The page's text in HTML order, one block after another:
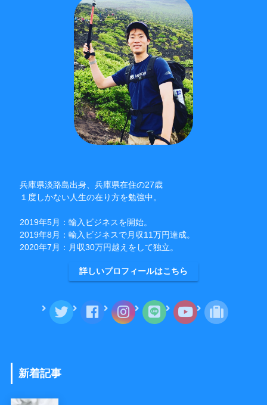
兵庫県淡路島出身、兵庫県在住の27歳
１度しかない人生の在り方を勉強中。
2019年5月：輸入ビジネスを開始。
2019年8月：輸入ビジネスで月収11万円達成。
2020年7月：月収30万円越えをして独立。
詳しいプロフィールはこちら
新着記事